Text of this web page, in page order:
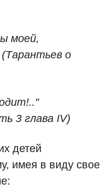
моей,
о
3 глава IV)
детей
имея в виду свое